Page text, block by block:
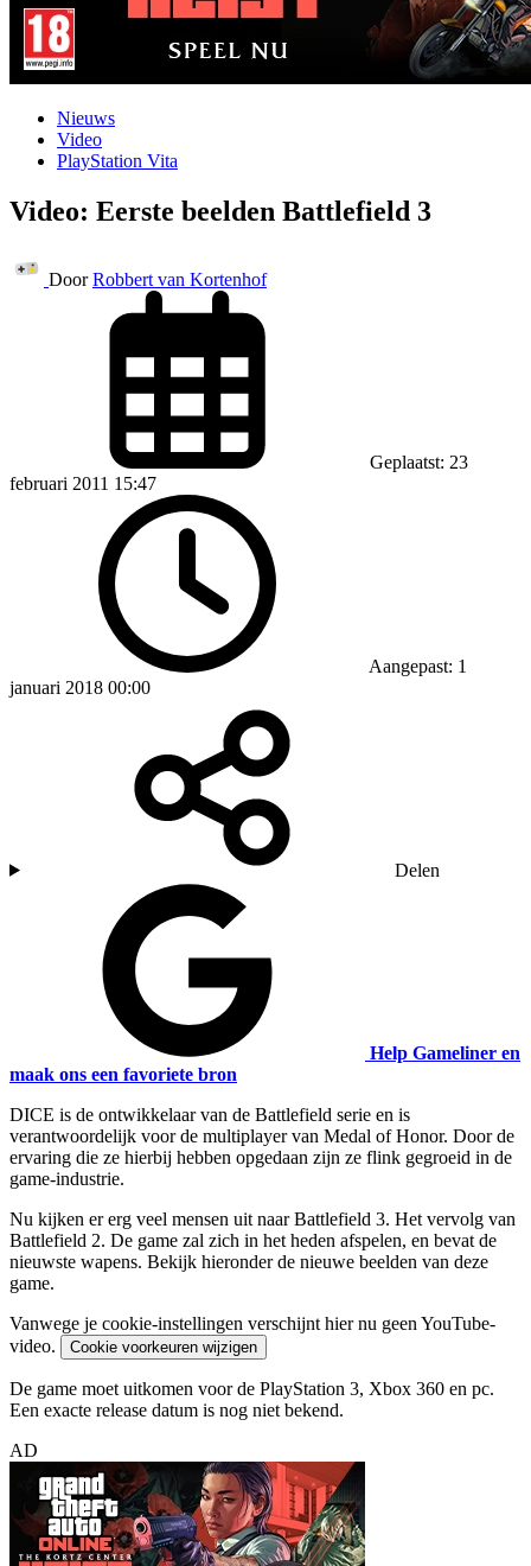
Nieuws
Video
PlayStation Vita
Video: Eerste beelden Battlefield 3
Door Robbert van Kortenhof
Geplaatst: 23
februari 2011 15:47
Aangepast: 1
januari 2018 00:00
Delen
Help Gameliner en
maak ons een favoriete bron
DICE is de ontwikkelaar van de Battlefield serie en is
verantwoordelijk voor de multiplayer van Medal of Honor. Door de
ervaring die ze hierbij hebben opgedaan zijn ze flink gegroeid in de
game-industrie.
Nu kijken er erg veel mensen uit naar Battlefield 3. Het vervolg van
Battlefield 2. De game zal zich in het heden afspelen, en bevat de
nieuwste wapens. Bekijk hieronder de nieuwe beelden van deze
game.
Vanwege je cookie-instellingen verschijnt hier nu geen YouTube-
video.
Cookie voorkeuren wijzigen
De game moet uitkomen voor de PlayStation 3, Xbox 360 en pc.
Een exacte release datum is nog niet bekend.
AD